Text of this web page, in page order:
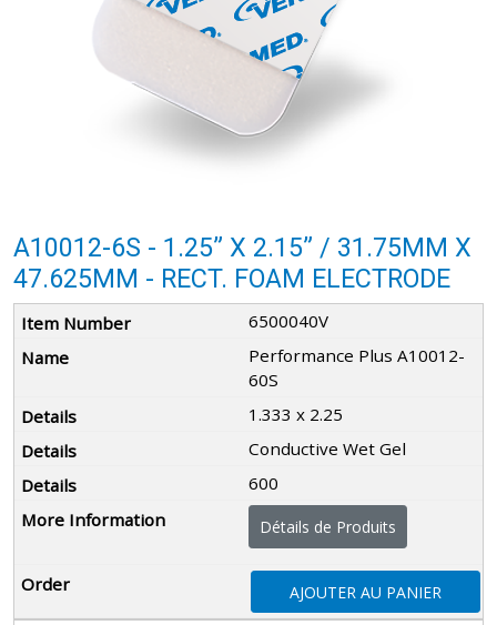
A10012-6S - 1.25” X 2.15” / 31.75MM X
47.625MM - RECT. FOAM ELECTRODE
6500040V
Performance Plus A10012-
60S
1.333 x 2.25
Conductive Wet Gel
600
Détails de Produits
AJOUTER AU PANIER